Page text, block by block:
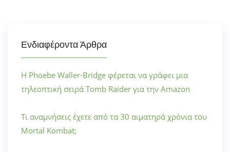
Ενδιαφέροντα Άρθρα
Η Phoebe Waller-Bridge φέρεται να γράφει μια
τηλεοπτική σειρά Tomb Raider για την Amazon
Τι αναμνήσεις έχετε από τα 30 αιματηρά χρόνια του
Mortal Kombat;